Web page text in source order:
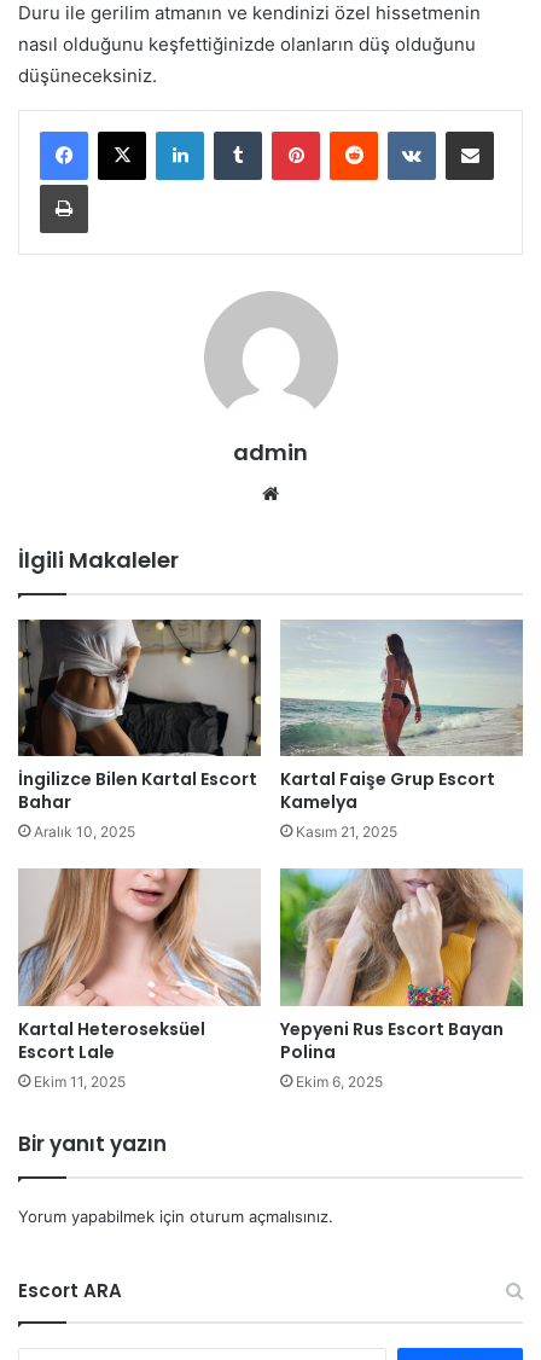
Duru ile gerilim atmanın ve kendinizi özel hissetmenin
nasıl olduğunu keşfettiğinizde olanların düş olduğunu
düşüneceksiniz.
LinkedInTumblr PinterestReddit VKontakteE-Posta ile paylaş
Yazdır
admin
İlgili Makaleler
İngilizce Bilen Kartal Escort
Bahar
Aralık 10, 2025
Kartal Faişe Grup Escort
Kamelya
Kasım 21, 2025
Kartal Heteroseksüel
Escort Lale
Ekim 11, 2025
Yepyeni Rus Escort Bayan
Polina
Ekim 6, 2025
Bir yanıt yazın
Yorum yapabilmek için oturum açmalısınız.
Escort ARA